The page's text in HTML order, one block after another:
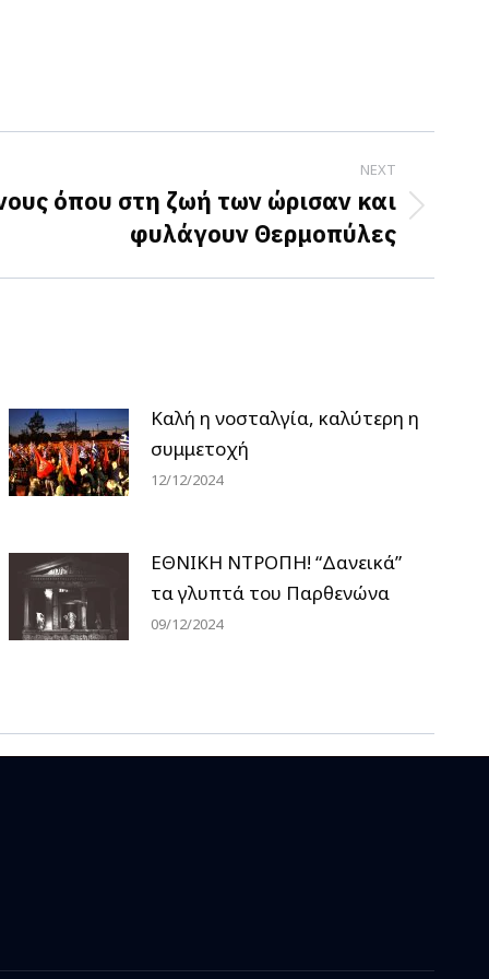
NEXT
όπου στη ζωή των ώρισαν και
φυλάγουν Θερμοπύλες
Καλή η νοσταλγία, καλύτερη η
συμμετοχή
12/12/2024
ΕΘΝΙΚΗ ΝΤΡΟΠΗ! “Δανεικά”
τα γλυπτά του Παρθενώνα
09/12/2024